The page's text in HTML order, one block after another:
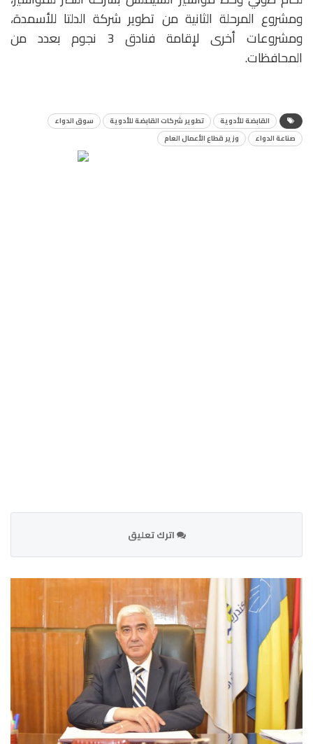
ومشروع المرحلة الثانية من تطوير شركة الدلتا للأسمدة،
ومشروعات أخرى لإقامة فنادق 3 نجوم بعدد من
المحافظات.
القابضة للأدوية تطوير شركات القابضة للأدوية
سوق الدواء
صناعة الدواء
وزير قطاع الأعمال العام
اترك تعليق